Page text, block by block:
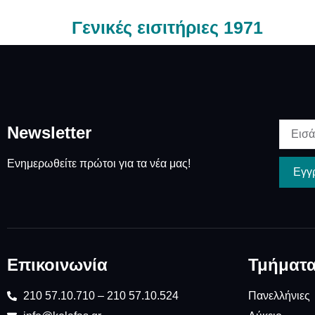
Γενικές εισιτήριες 1971
Newsletter
Ενημερωθείτε πρώτοι για τα νέα μας!
Επικοινωνία
210 57.10.710 – 210 57.10.524
Πανελλήνιες